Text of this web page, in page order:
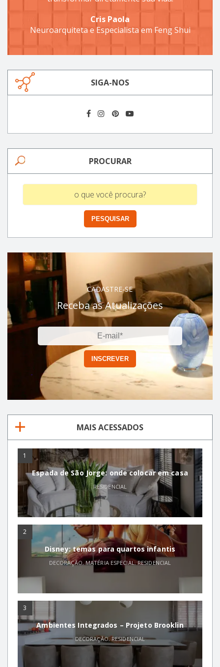
Cris Paola
Neuroarquiteta e Especialista em Feng Shui
SIGA-NOS
PROCURAR
CADASTRE-SE
Receba as Atualizações
MAIS ACESSADOS
1
Espada de São Jorge: onde colocar em casa
RESIDENCIAL
2
Disney: temas para quartos infantis
DECORAÇÃO,MATÉRIA ESPECIAL,RESIDENCIAL
3
Ambientes Integrados – Projeto Brooklin
DECORAÇÃO,RESIDENCIAL